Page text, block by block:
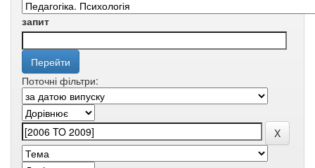
запит
Поточні фільтри: